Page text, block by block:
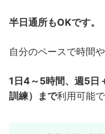
半日通所もOKです。
自分のペースで時間
1日4～5時間、週5日
訓練）まで利用可能で